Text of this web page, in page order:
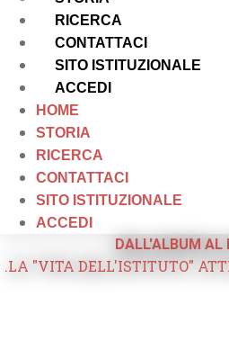
RICERCA
CONTATTACI
SITO ISTITUZIONALE
ACCEDI
HOME
STORIA
RICERCA
CONTATTACI
SITO ISTITUZIONALE
ACCEDI
DALL'ALBUM AL
.LA "VITA DELL'ISTITUTO"